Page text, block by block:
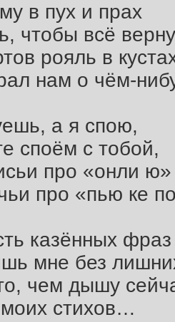
в пух и прах
чтобы всё
рояль в
нам о чём-
а я спою,
споём с тобой,
про «онли ю»
про «пью ке
казённых фраз
мне без
чем дышу
стихов…